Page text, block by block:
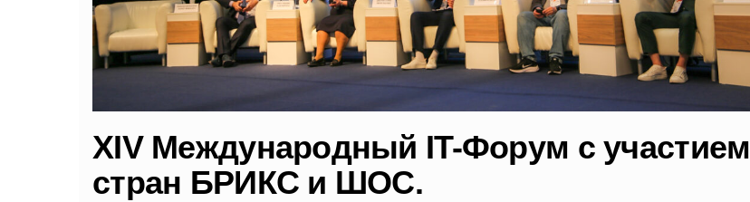
XIV Международный IT-Форум с участием
стран БРИКС и ШОС.